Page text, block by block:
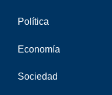
Política
Economía
Sociedad